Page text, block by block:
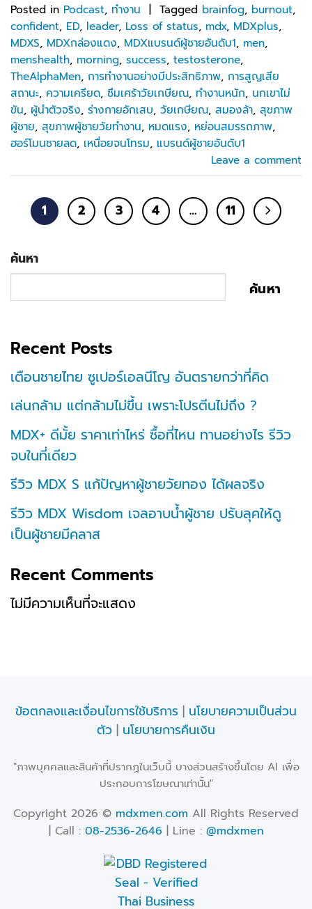
Posted in Podcast, ทำงาน | Tagged brainfog, burnout,
confident, ED, leader, Loss of status, mdx, MDXplus,
MDXS, MDXกล่องแดง, MDXแบรนด์ผู้ชายอันดับ1, men,
menshealth, morning, success, testosterone,
TheAlphaMen, การทำงานอย่างมีประสิทธิภาพ, การสูญเสีย
สถานะ, ความเครียด, ซึมเศร้าวัยเกษียณ, ทำงานหนัก, นกเขาไม่
ขัน, ผู้นำตัวจริง, ร่างกายอักเสบ, วัยเกษียณ, สมองล้า, สุขภาพ
ผู้ชาย, สุขภาพผู้ชายวัยทำงาน, หมดแรง, หย่อนสมรรถภาพ,
ฮอร์โมนชายลด, เหนื่อยจนโทรม, แบรนด์ผู้ชายอันดับ1
Leave a comment
1 2 3 4 … 11
ค้นหา
ค้นหา
Recent Posts
เตือนชายไทย ซูเปอร์เอลนีโญ อันตรายกว่าที่คิด
เล่นกล้าม แต่กล้ามไม่ขึ้น เพราะโปรตีนไม่ถึง ?
MDX+ ดีมั้ย ราคาเท่าไหร่ ซื้อที่ไหน ทานอย่างไร รีวิว
จบในที่เดียว
รีวิว MDX S แก้ปัญหาผู้ชายวัยทอง ได้ผลจริง
รีวิว MDX Wisdom เจลอาบน้ำผู้ชาย ปรับลุคให้ดู
เป็นผู้ชายมีคลาส
Recent Comments
ไม่มีความเห็นที่จะแสดง
ข้อตกลงและเงื่อนไขการใช้บริการ | นโยบายความเป็นส่วน
ตัว | นโยบายการคืนเงิน
"ภาพบุคคลและสินค้าที่ปรากฏในเว็บนี้ บางส่วนสร้างขึ้นโดย AI เพื่อ
ประกอบการโฆษณาเท่านั้น"
Copyright 2026 © mdxmen.com All Rights Reserved
| Call : 08-2536-2646 | Line : @mdxmen